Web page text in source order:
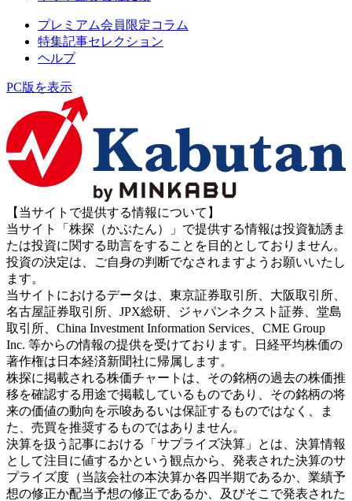
プレミアム会員限定コラム
特集記事セレクション
ヘルプ
PC版を表示
【当サイトで提供する情報について】
当サイト「株探（かぶたん）」で提供する情報は投資勧誘ま
たは投資に関する助言をすることを目的としておりません。
投資の決定は、ご自身の判断でなされますようお願いいたし
ます。
当サイトにおけるデータは、東京証券取引所、大阪取引所、
名古屋証券取引所、JPX総研、ジャパンネクスト証券、堂島
取引所、China Investment Information Services、CME Group
Inc. 等からの情報の提供を受けております。日経平均株価の
著作権は日本経済新聞社に帰属します。
株探に掲載される株価チャートは、その銘柄の過去の株価推
移を確認する用途で掲載しているものであり、その銘柄の将
来の価値の動向を示唆あるいは保証するものではなく、ま
た、売買を推奨するものではありません。
決算を扱う記事における「サプライズ決算」とは、決算情報
として注目に値するかという観点から、発表された決算のサ
プライズ度（当該会社の本決算か各四半期であるか、業績予
想の修正か配当予想の修正であるか、及びそこで発表された